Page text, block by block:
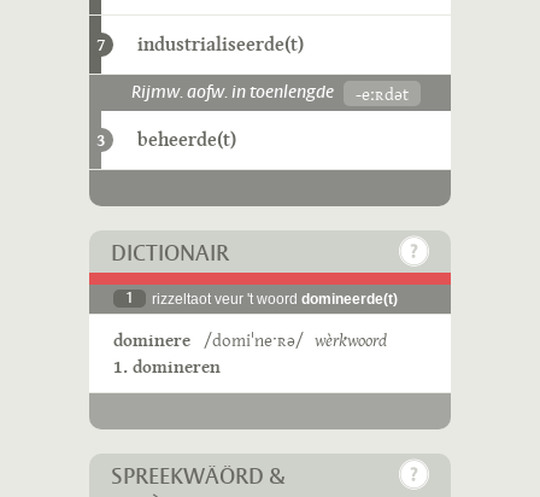
7 industrialiseerde(t)
Rijmw. aofw. in toenlengde -eːʀdət
3 beheerde(t)
DICTIONAIR
1 rizzeltaot veur 't woord domineerde(t)
dominere /domiˈneˑʀə/ wèrkwoord
1. domineren
SPREEKWÄÖRD &